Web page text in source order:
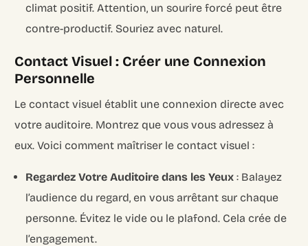
climat positif. Attention, un sourire forcé peut être
contre-productif. Souriez avec naturel.
Contact Visuel : Créer une Connexion
Personnelle
Le contact visuel établit une connexion directe avec
votre auditoire. Montrez que vous vous adressez à
eux. Voici comment maîtriser le contact visuel :
Regardez Votre Auditoire dans les Yeux : Balayez
l’audience du regard, en vous arrêtant sur chaque
personne. Évitez le vide ou le plafond. Cela crée de
l’engagement.